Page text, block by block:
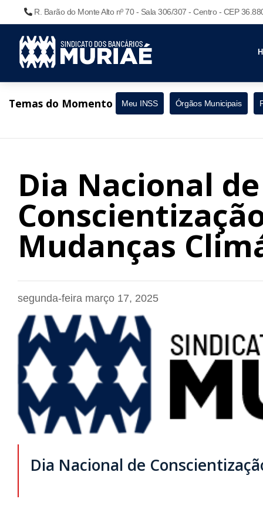
R. Barão do Monte Alto nº 70 - Sala 306/307 - Centro - CEP
Temas do Momento Meu INSS Órgãos Municipais
Dia Nacional de
Mudanças
segunda-feira março 17, 2025
Dia Nacional de